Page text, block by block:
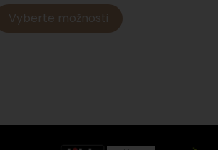
Vyberte možnosti